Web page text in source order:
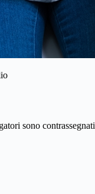
sono contrassegnati